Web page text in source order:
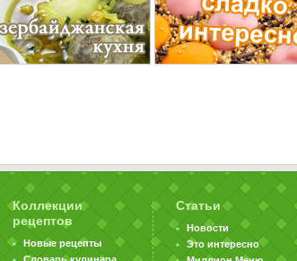
Коллекции
рецептов
Новые рецепты
Статьи
Новости
Это интересно